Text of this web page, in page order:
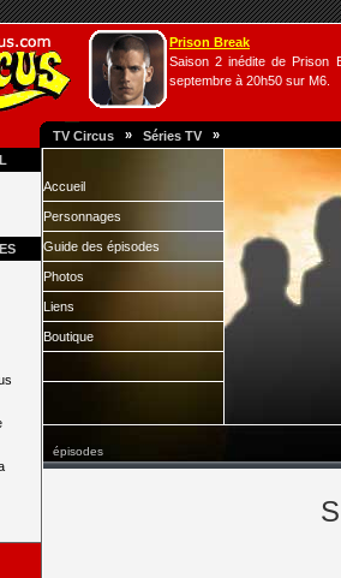
Prison Break
Saison 2 inédite de Prison
septembre à 20h50 sur M6.
TV Circus » Séries TV »
Accueil
Personnages
Guide des épisodes
Photos
Liens
Boutique
épisodes